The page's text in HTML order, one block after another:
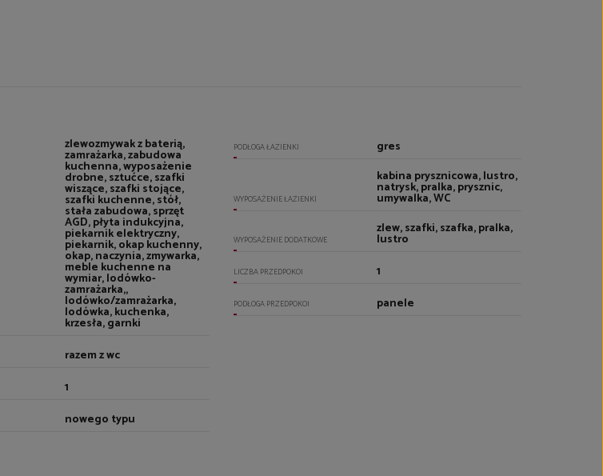
zlewozmywak z baterią,
zamrażarka, zabudowa
kuchenna, wyposażenie
drobne, sztućce, szafki
wiszące, szafki stojące,
szafki kuchenne, stół,
stała zabudowa, sprzęt
AGD, płyta indukcyjna,
piekarnik elektryczny,
piekarnik, okap kuchenny,
okap, naczynia, zmywarka,
meble kuchenne na
wymiar, lodówko-
zamrażarka,,
lodówko/zamrażarka,
lodówka, kuchenka,
krzesła, garnki
razem z wc
1
nowego typu
PODŁOGA ŁAZIENKI gres
WYPOSAŻENIE ŁAZIENKI
kabina prysznicowa, lustro,
natrysk, pralka, prysznic,
umywalka, WC
WYPOSAŻENIE DODATKOWE
zlew, szafki, szafka, pralka,
lustro
LICZBA PRZEDPOKOI 1
PODŁOGA PRZEDPOKOI panele